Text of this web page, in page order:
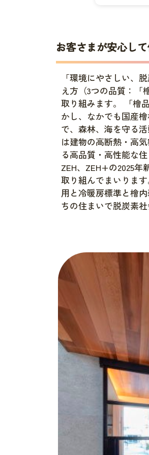
お客さまが安心し
「環境にやさしい、
え方（3つの品質：「
取り組みます。 「檜
かし、なかでも国産
で、森林、海を守る
は建物の高断熱・高
る高品質・高性能な
ZEH、ZEH+の2025年
取り組んでまいりま
用と冷暖房標準と檜
ちの住まいで脱炭素